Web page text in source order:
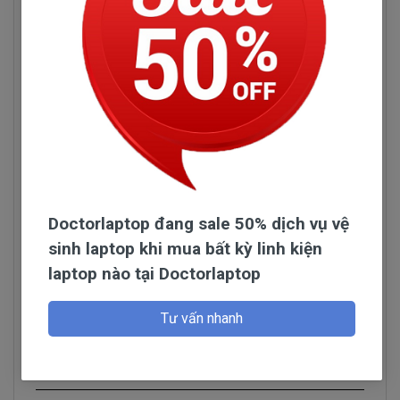
Hình pin laptop Dell Vostro 3481
Pin Máy Tính Xách Dell Vostro 3481
Đọc thêm
Doctorlaptop đang sale 50% dịch vụ vệ
sinh laptop khi mua bất kỳ linh kiện
laptop nào tại Doctorlaptop
Tư vấn nhanh